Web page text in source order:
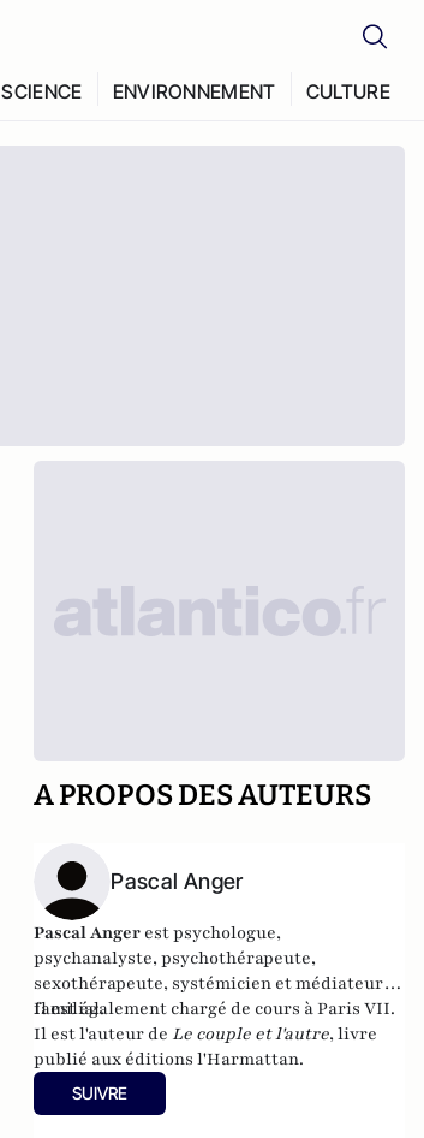
SCIENCE ENVIRONNEMENT CULTURE
A PROPOS DES AUTEURS
Pascal Anger
Pascal Anger est psychologue,
psychanalyste, psychothérapeute,
sexothérapeute, systémicien et médiateur
familial.
Il est également chargé de cours à Paris VII.
Il est l'auteur de Le couple et l'autre, livre
publié aux éditions l'Harmattan.
SUIVRE